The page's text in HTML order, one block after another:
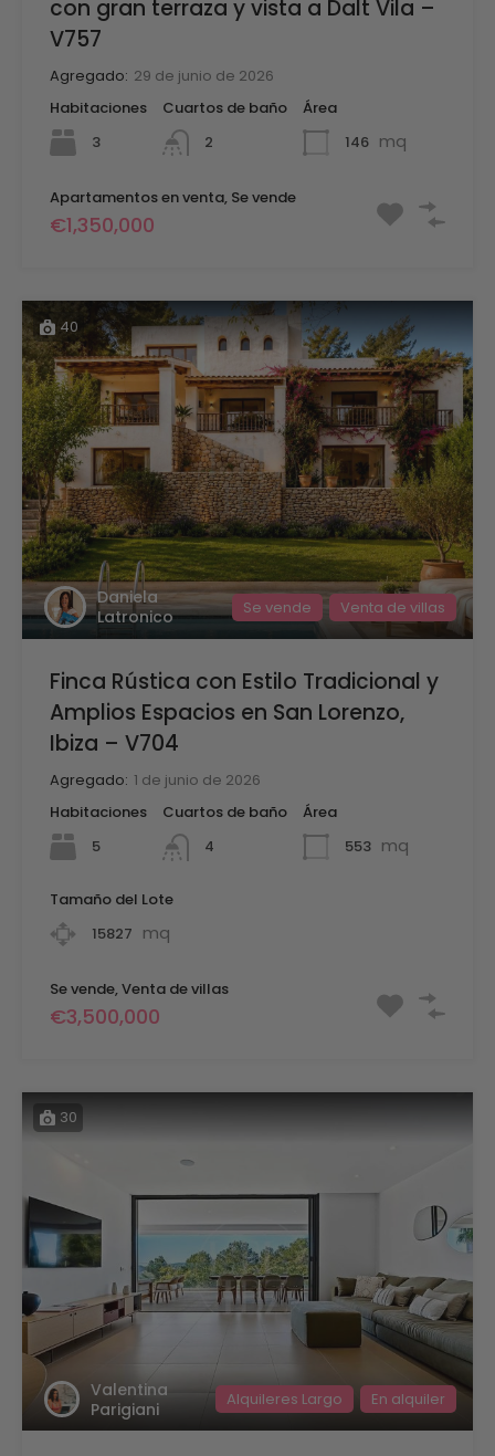
con gran terraza y vista a Dalt Vila –
V757
Agregado: 29 de junio de 2026
Habitaciones
3
Cuartos de baño
2
Área
146 mq
Apartamentos en venta, Se vende
€1,350,000
40
Daniela
Latronico
Se vende Venta de villas
Finca Rústica con Estilo Tradicional y
Amplios Espacios en San Lorenzo,
Ibiza – V704
Agregado: 1 de junio de 2026
Habitaciones
5
Cuartos de baño
4
Área
553 mq
Tamaño del Lote
15827 mq
Se vende, Venta de villas
€3,500,000
30
Valentina
Parigiani
Alquileres Largo En alquiler